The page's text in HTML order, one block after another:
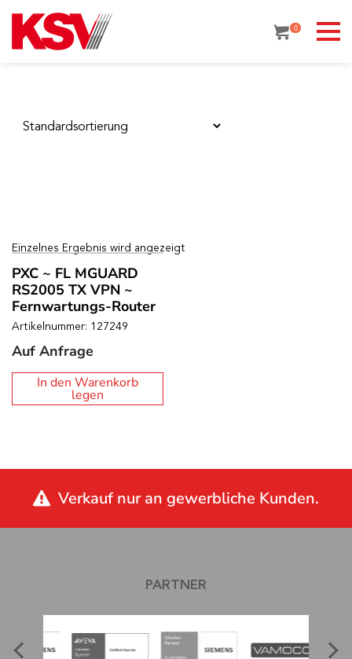
content
0
Einzelnes Ergebnis wird angezeigt
PXC ~ FL MGUARD
RS2005 TX VPN ~
Fernwartungs-Router
Artikelnummer: 127249
Auf Anfrage
In den Warenkorb
legen
Verkauf nur an gewerbliche Kunden.
PARTNER